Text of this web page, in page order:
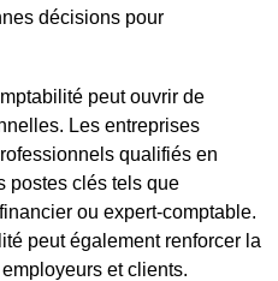
décisions pour
peut ouvrir de
Les entreprises
qualifiés en
postes clés tels que
ou expert-comptable.
peut également renforcer la
et clients.